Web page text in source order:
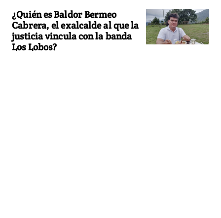
¿Quién es Baldor Bermeo
Cabrera, el exalcalde al que la
justicia vincula con la banda
Los Lobos?